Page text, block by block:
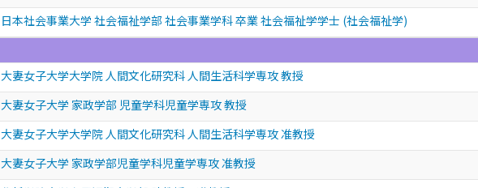
日本社会事業大学 社会福祉学部 社会事業学科 卒業 社会福祉学学士 (社会福祉学)
大妻女子大学大学院 人間文化研究科 人間生活科学専攻 教授
大妻女子大学 家政学部 児童学科児童学専攻 教授
大妻女子大学大学院 人間文化研究科 人間生活科学専攻 准教授
大妻女子大学 家政学部児童学科児童学専攻 准教授